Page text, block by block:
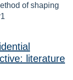
of shaping
literature